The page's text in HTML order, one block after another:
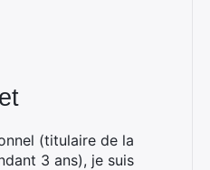
(titulaire de la
3 ans), je suis